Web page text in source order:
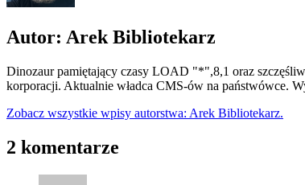
Autor: Arek Bibliotekarz
Dinozaur pamiętający czasy LOAD "*",8,1 oraz
korporacji. Aktualnie władca CMS-ów na państwówce.
Zobacz wszystkie wpisy autorstwa: Arek Bibliotekarz.
2 komentarze